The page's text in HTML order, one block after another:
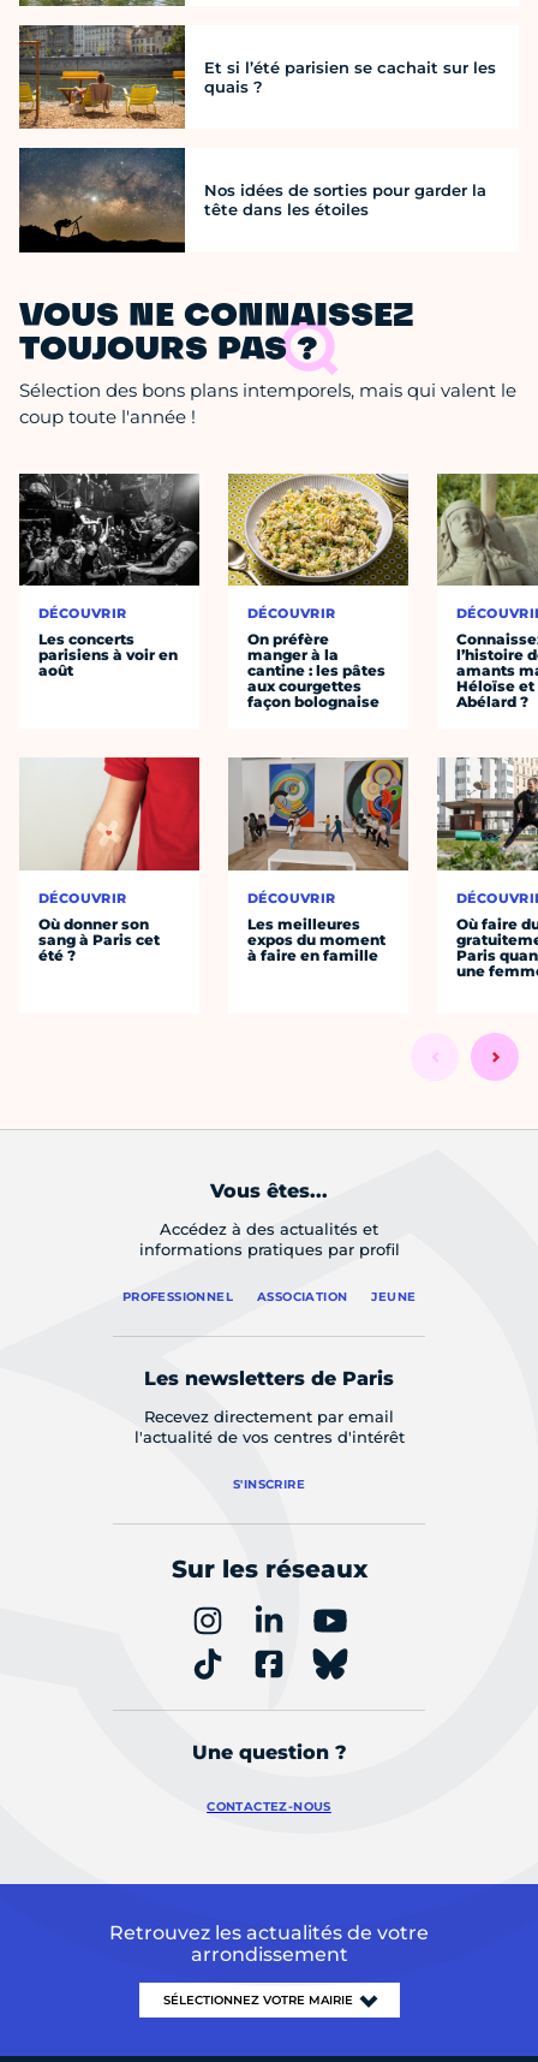
Et si l’été parisien se cachait sur les
quais ?
Nos idées de sorties pour garder la
tête dans les étoiles
VOUS NE CONNAISSEZ
TOUJOURS PAS ?
Sélection des bons plans intemporels, mais qui valent le
coup toute l'année !
DÉCOUVRIR
Les concerts
parisiens à voir en
août
DÉCOUVRIR
Où donner son
sang à Paris cet
été ?
DÉCOUVRIR
On préfère
manger à la
cantine : les pâtes
aux courgettes
façon bolognaise
DÉCOUVRIR
Les meilleures
expos du moment
à faire en famille
l’histoire
amants
Héloïse et
Abélard ?
Où faire
Paris
une
Vous êtes...
Accédez à des actualités et
informations pratiques par profil
PROFESSIONNEL ASSOCIATION JEUNE
Les newsletters de Paris
Recevez directement par email
l'actualité de vos centres d'intérêt
S'INSCRIRE
Sur les réseaux
Une question ?
CONTACTEZ-NOUS
Retrouvez les actualités de votre
arrondissement